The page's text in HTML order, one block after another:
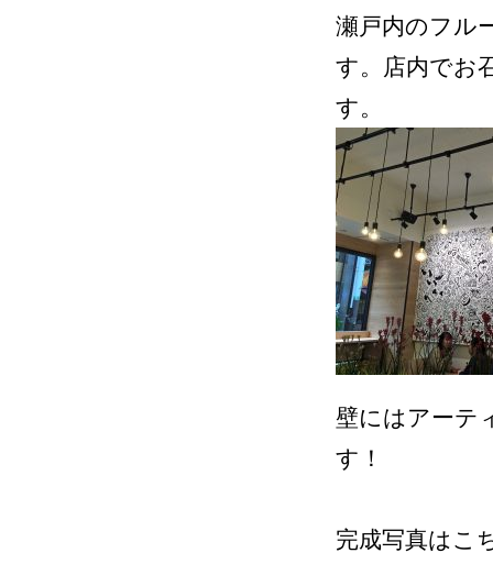
瀬戸内のフル
す。店内でお
す。
壁にはアーテ
す！
完成写真は